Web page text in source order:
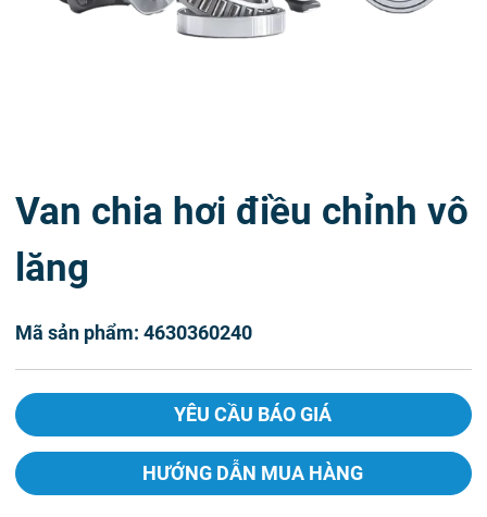
Van chia hơi điều chỉnh vô
lăng
Mã sản phẩm: 4630360240
YÊU CẦU BÁO GIÁ
HƯỚNG DẪN MUA HÀNG